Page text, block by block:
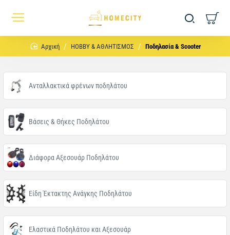
homeHOBBY & ΑΘΛΗΤΙΣΜΟΣ Ποδηλασία & Scooter
Ανταλλακτικά φρένων ποδηλάτου
Βάσεις & Θήκες Ποδηλάτου
Διάφορα Αξεσουάρ Ποδηλάτου
Είδη Έκτακτης Ανάγκης Ποδηλάτου
Ελαστικά Ποδηλάτου και Αξεσουάρ